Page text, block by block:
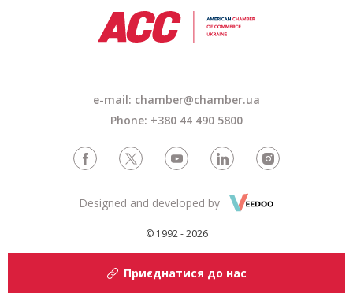
e-mail: chamber@chamber.ua
Phone: +380 44 490 5800
© 1992 - 2026
Designed and developed by
Приєднатися до нас